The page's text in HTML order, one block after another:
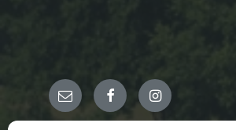
E- FacebookInstagram